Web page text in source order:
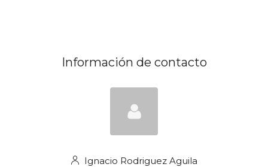
Información de contacto
Ignacio Rodriguez Aguila